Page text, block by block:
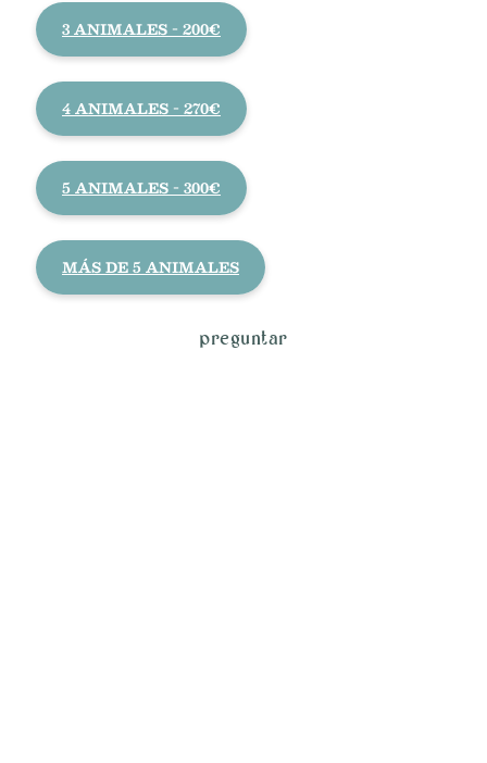
3 ANIMALES - 200€
4 ANIMALES - 270€
5 ANIMALES - 300€
MÁS DE 5 ANIMALES
preguntar